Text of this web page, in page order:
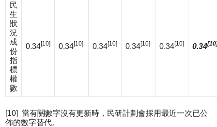
民
生
狀
況
成
份
指
標
權
數
0.34[10] 0.34[10] 0.34[10] 0.34[10] 0.34[10] 0.34
[10] 當有關數字沒有更新時，民研計劃會採用最近一次已公
佈的數字替代。